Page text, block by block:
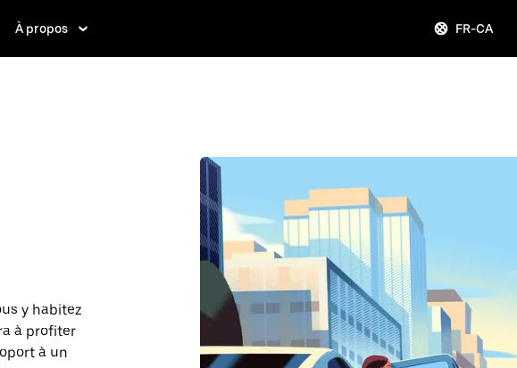
À propos FR-CA
y habitez
à profiter
à un